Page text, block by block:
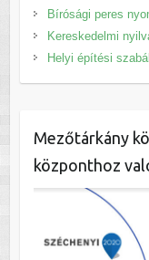
Bírósági peres
Kereskedelmi
Helyi építési
Mezőtárkány
központhoz